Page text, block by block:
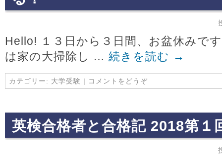
Hello! １３日から３日間、お盆休みで
は家の大掃除し … 続きを読む →
カテゴリー: 大学受験 | コメントをどうぞ
英検合格者と合格記 2018第１